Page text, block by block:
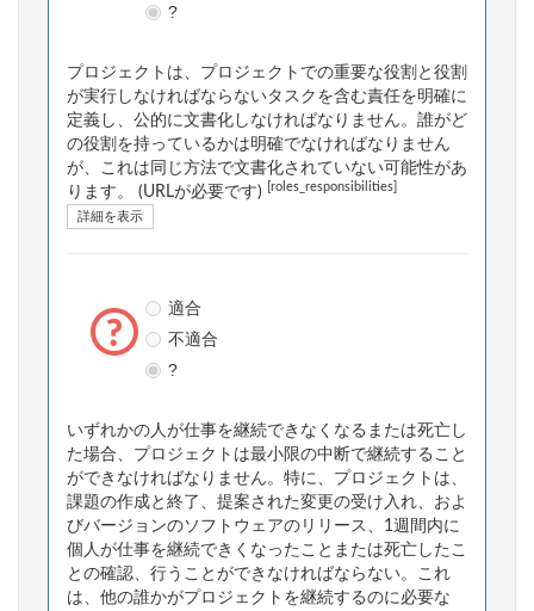
?
プロジェクトは、プロジェクトでの重要な役割と役割
が実行しなければならないタスクを含む責任を明確に
定義し、公的に文書化しなければなりません。誰がど
の役割を持っているかは明確でなければなりません
が、これは同じ方法で文書化されていない可能性があ
ります。 (URLが必要です)
[roles_responsibilities]
詳細を表示
適合
不適合
?
いずれかの人が仕事を継続できなくなるまたは死亡し
た場合、プロジェクトは最小限の中断で継続すること
ができなければなりません。特に、プロジェクトは、
課題の作成と終了、提案された変更の受け入れ、およ
びバージョンのソフトウェアのリリース、1週間内に
個人が仕事を継続できくなったことまたは死亡したこ
との確認、行うことができなければならない。これ
は、他の誰かがプロジェクトを継続するのに必要な